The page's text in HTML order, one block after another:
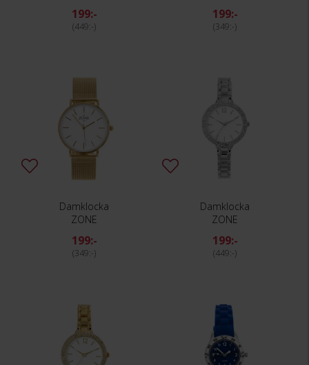
199:-
449:-
199:-
349:-
Damklocka
ZONE
199:-
349:-
Damklocka
ZONE
199:-
449:-